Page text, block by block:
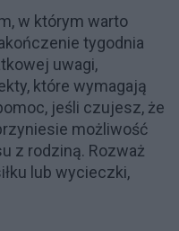
w którym warto
tygodnia
uwagi,
które wymagają
jeśli czujesz, że
możliwość
z rodziną. Rozważ
lub wycieczki,